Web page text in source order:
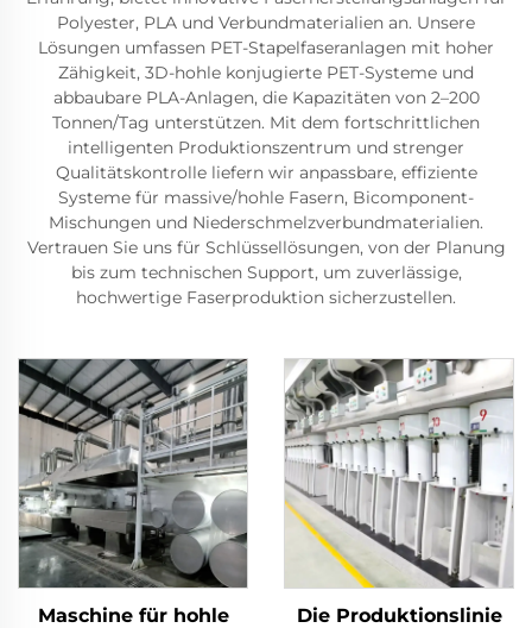
Polyester, PLA und Verbundmaterialien an. Unsere
Lösungen umfassen PET-Stapelfaseranlagen mit hoher
Zähigkeit, 3D-hohle konjugierte PET-Systeme und
abbaubare PLA-Anlagen, die Kapazitäten von 2–200
Tonnen/Tag unterstützen. Mit dem fortschrittlichen
intelligenten Produktionszentrum und strenger
Qualitätskontrolle liefern wir anpassbare, effiziente
Systeme für massive/hohle Fasern, Bicomponent-
Mischungen und Niederschmelzverbundmaterialien.
Vertrauen Sie uns für Schlüssellösungen, von der Planung
bis zum technischen Support, um zuverlässige,
hochwertige Faserproduktion sicherzustellen.
Maschine für hohle
Die Produktionslinie